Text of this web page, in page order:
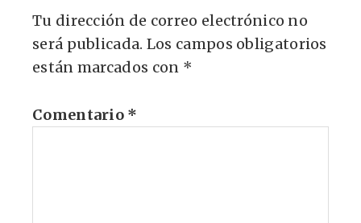
Tu dirección de correo electrónico no
será publicada. Los campos obligatorios
están marcados con *
Comentario *